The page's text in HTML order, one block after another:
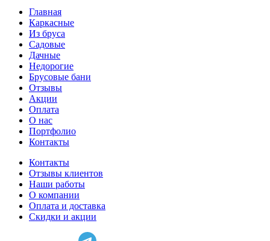
Главная
Каркасные
Из бруса
Садовые
Дачные
Недорогие
Брусовые бани
Отзывы
Акции
Оплата
О нас
Портфолио
Контакты
Контакты
Отзывы клиентов
Наши работы
О компании
Оплата и доставка
Скидки и акции